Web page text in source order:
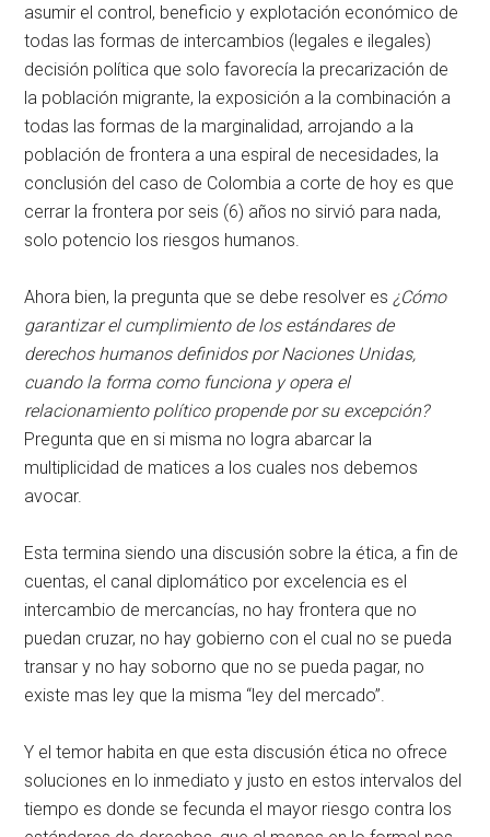
asumir el control, beneficio y explotación económico de
todas las formas de intercambios (legales e ilegales)
decisión política que solo favorecía la precarización de
la población migrante, la exposición a la combinación a
todas las formas de la marginalidad, arrojando a la
población de frontera a una espiral de necesidades, la
conclusión del caso de Colombia a corte de hoy es que
cerrar la frontera por seis (6) años no sirvió para nada,
solo potencio los riesgos humanos.
Ahora bien, la pregunta que se debe resolver es ¿Cómo
garantizar el cumplimiento de los estándares de
derechos humanos definidos por Naciones Unidas,
cuando la forma como funciona y opera el
relacionamiento político propende por su excepción?
Pregunta que en si misma no logra abarcar la
multiplicidad de matices a los cuales nos debemos
avocar.
Esta termina siendo una discusión sobre la ética, a fin de
cuentas, el canal diplomático por excelencia es el
intercambio de mercancías, no hay frontera que no
puedan cruzar, no hay gobierno con el cual no se pueda
transar y no hay soborno que no se pueda pagar, no
existe mas ley que la misma “ley del mercado”.
Y el temor habita en que esta discusión ética no ofrece
soluciones en lo inmediato y justo en estos intervalos del
tiempo es donde se fecunda el mayor riesgo contra los